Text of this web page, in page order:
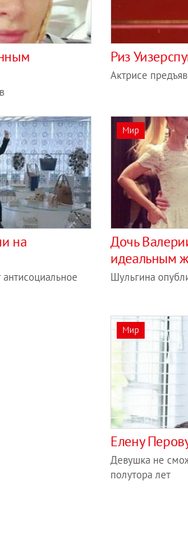
Риз
Актрисе
на
Мир
Дочь
идеальным
Шульгина
Мир
Елену
Девушка не
полутора лет